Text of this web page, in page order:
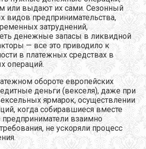
или выдают их сами. Сезонный
видов предпринимательства,
затруднений,
денежные запасы в ликвидной
— все это приводило к
в платежных средствах в
операций.
обороте европейских
деньги (векселя), даже при
ярмарок, осуществлении
когда собиравшиеся вместе
взаимно
не ускоряли процесс